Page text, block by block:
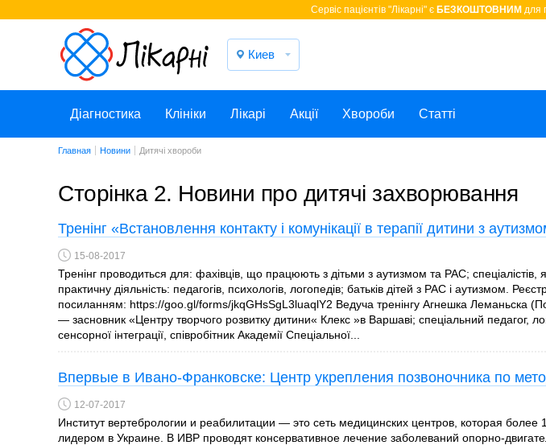
Cервіс пацієнтів "Лікарні" є БЕЗКОШТОВНИМ для
Киев
Діагностика Клініки Лікарі Акції Хвороби Статті
Главная Новини Дитячі хвороби
Сторінка 2. Новини про дитячі захворювання
Тренінг «Встановлення контакту і комунікації в терапії дитини з
15-08-2017
Тренінг проводиться для: фахівців, що працюють з дітьми з аутизмом та РАС; спеціалістів,
практичну діяльність: педагогів, психологів, логопедів; батьків дітей з РАС і аутизмом.
посиланням: https://goo.gl/forms/jkqGHsSgL3luaqlY2 Ведуча тренінгу Агнешка Леманьска
— засновник «Центру творчого розвитку дитини« Клекс »в Варшаві; cпеціальний педагог,
сенсорної інтеграції, співробітник Академії Спеціальної...
Впервые в Ивано-Франковске: Центр укрепления позвоночника по
12-07-2017
Институт вертебрологии и реабилитации — это сеть медицинских центров, которая более
лидером в Украине. В ИВР проводят консервативное лечение заболеваний опорно-